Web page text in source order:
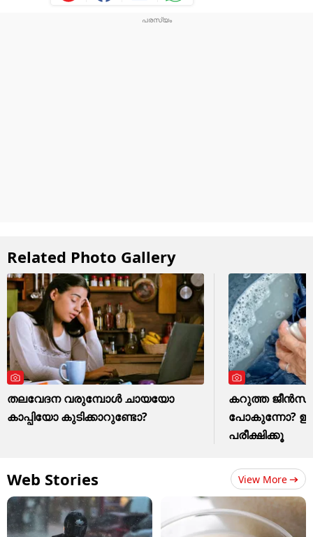
Related Photo Gallery
തലവേദന വരുമ്പോൾ ചായയോ
കാപ്പിയോ കുടിക്കാറുണ്ടോ?
കറുത്ത ജീൻസ്
പോകുന്നോ? ഈ
പരീക്ഷിക്കൂ
Web Stories View More